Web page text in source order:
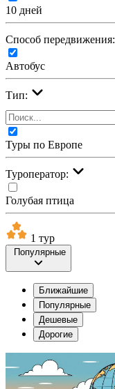
10 дней
Cпособ передвижения:
Автобус
Тип:
Туры по Европе
Туроператор:
Голубая птица
1 тур
Популярные
Ближайшие
Популярные
Дешевые
Дорогие